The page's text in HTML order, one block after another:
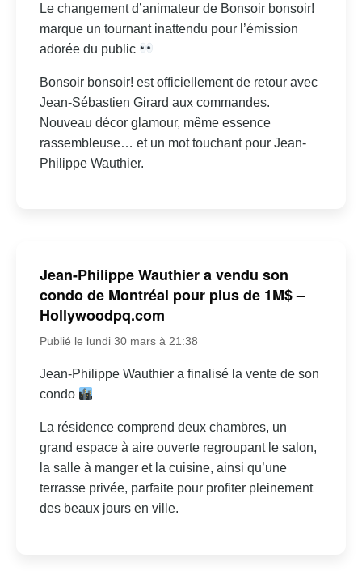
Le changement d’animateur de Bonsoir bonsoir!
marque un tournant inattendu pour l’émission
adorée du public
Bonsoir bonsoir! est officiellement de retour avec
Jean-Sébastien Girard aux commandes.
Nouveau décor glamour, même essence
rassembleuse… et un mot touchant pour Jean-
Philippe Wauthier.
Jean-Philippe Wauthier a vendu son
condo de Montréal pour plus de 1M$ –
Hollywoodpq.com
Publié le lundi 30 mars à 21:38
Jean-Philippe Wauthier a finalisé la vente de son
condo
La résidence comprend deux chambres, un
grand espace à aire ouverte regroupant le salon,
la salle à manger et la cuisine, ainsi qu’une
terrasse privée, parfaite pour profiter pleinement
des beaux jours en ville.